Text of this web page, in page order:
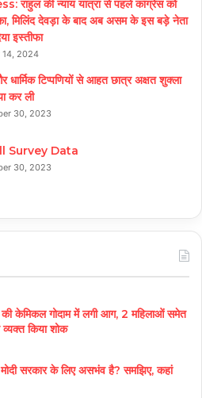
राहुल की न्याय यात्रा से पहले कांग्रेस को
मिलिंद देवड़ा के बाद अब असम के इस बड़े नेता
इस्तीफा
14, 2024
धार्मिक टिप्पणियों से आहत छात्र अक्षत शुक्ला
कर ली
30, 2023
Survey Data
30, 2023
केमिकल गोदाम में लगी आग, 2 महिलाओं समेत
किया शोक
मोदी सरकार के लिए असभंव है? समझिए, कहां